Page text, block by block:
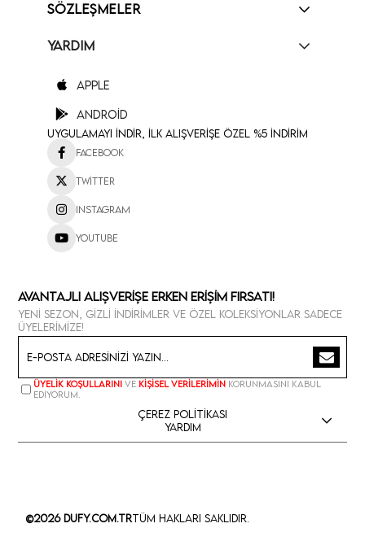
SÖZLEŞMELER
YARDIM
Apple
Android
Uygulamayı İndir, İlk Alışverişe Özel %5 İndirim
Facebook
Twitter
Instagram
Youtube
Avantajlı Alışverişe Erken Erişim Fırsatı!
Yeni sezon, gizli indirimler ve özel koleksiyonlar sadece
üyelerimize!
Üyelik koşullarını ve kişisel verilerimin korunmasını kabul
ediyorum.
Çerez Politikası
Yardım
©2026 Dufy.com.trTüm Hakları Saklıdır.